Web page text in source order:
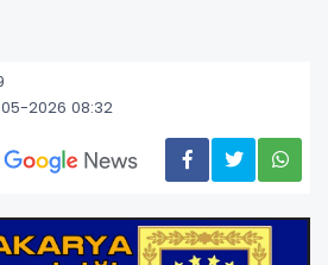
2026 08:32